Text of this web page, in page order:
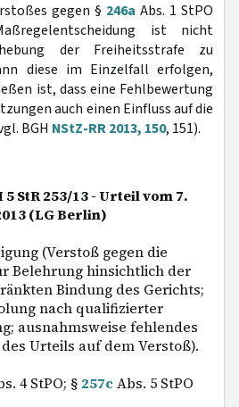
gegen § 246a Abs. 1 StPO
ist nicht
der Freiheitsstrafe zu
diese im Einzelfall erfolgen,
ist, dass eine Fehlbewertung
auch einen Einfluss auf die
BGH NStZ-RR 2013, 150, 151).
5 StR 253/13 - Urteil vom 7.
(LG Berlin)
(Verstoß gegen die
Belehrung hinsichtlich der
Bindung des Gerichts;
nach qualifizierter
ausnahmsweise fehlendes
Urteils auf dem Verstoß).
4 StPO; § 257cAbs. 5 StPO